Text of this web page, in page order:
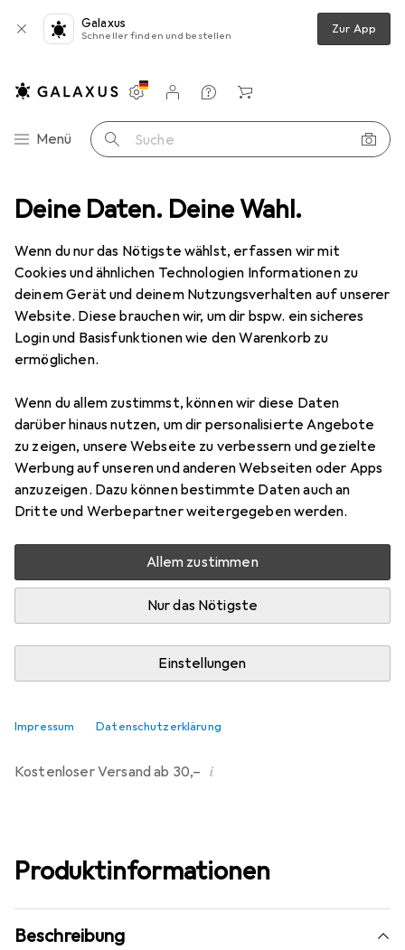
Deine Daten. Deine Wahl.
Wenn du nur das Nötigste wählst, erfassen wir mit
Cookies und ähnlichen Technologien Informationen zu
deinem Gerät und deinem Nutzungsverhalten auf unserer
Website. Diese brauchen wir, um dir bspw. ein sicheres
Login und Basisfunktionen wie den Warenkorb zu
ermöglichen.
Wenn du allem zustimmst, können wir diese Daten
darüber hinaus nutzen, um dir personalisierte Angebote
zu zeigen, unsere Webseite zu verbessern und gezielte
Werbung auf unseren und anderen Webseiten oder Apps
anzuzeigen. Dazu können bestimmte Daten auch an
Dritte und Werbepartner weitergegeben werden.
Allem zustimmen
Nur das Nötigste
Einstellungen
Impressum Datenschutzerklärung
Galaxus
Schneller finden und bestellen Zur App
Navigation nach Kategorien
Menü Suche
Einstellungen
Kundenkonto
Vergleichslisten
Merklisten
Warenkorb
Arbeitsbereich Schreibtisch Accessoire
LegamiVSE0250
EUR
11,90
Bewertungen Marke
Mehr von Legami
Zwischen Do, 13.8. und Mo, 17.8. geliefert
Lieferort angeben für genaue Lieferzeit
StockNet ConnectFR
In den Warenkorb
Vergleichen
Kostenloser Versand ab 30,– i
Produktinformationen
Beschreibung